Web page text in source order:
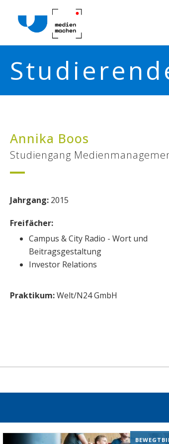
Annika Boos
Studiengang
Jahrgang: 2015
Freifächer:
Campus & City Radio - Wort und
Beitragsgestaltung
Investor Relations
Praktikum:Welt/N24 GmbH